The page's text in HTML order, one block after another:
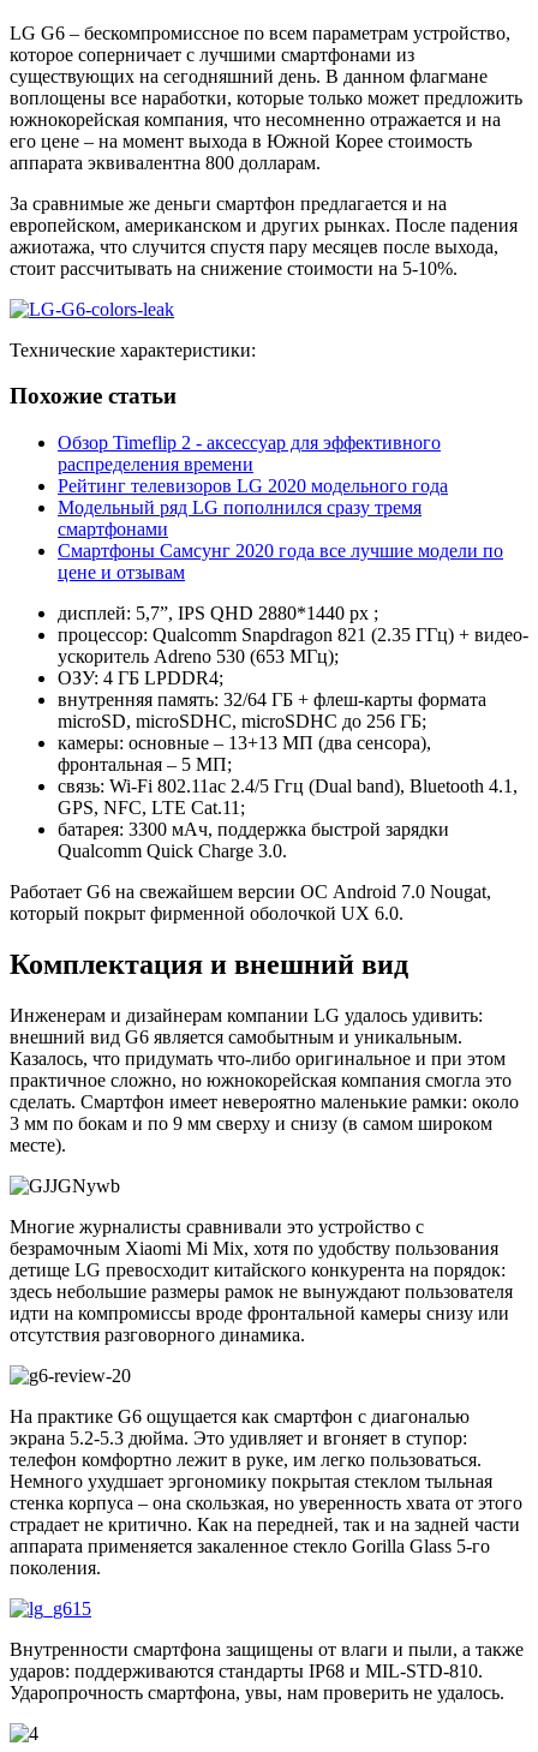
LG G6 – бескомпромиссное по всем параметрам устройство,
которое соперничает с лучшими смартфонами из
существующих на сегодняшний день. В данном флагмане
воплощены все наработки, которые только может предложить
южнокорейская компания, что несомненно отражается и на
его цене – на момент выхода в Южной Корее стоимость
аппарата эквивалентна 800 долларам.
За сравнимые же деньги смартфон предлагается и на
европейском, американском и других рынках. После падения
ажиотажа, что случится спустя пару месяцев после выхода,
стоит рассчитывать на снижение стоимости на 5-10%.
Технические характеристики:
Похожие статьи
Обзор Timeflip 2 - аксессуар для эффективного
распределения времени
Рейтинг телевизоров LG 2020 модельного года
Модельный ряд LG пополнился сразу тремя
смартфонами
Смартфоны Самсунг 2020 года все лучшие модели по
цене и отзывам
дисплей: 5,7”, IPS QHD 2880*1440 px ;
процессор: Qualcomm Snapdragon 821 (2.35 ГГц) + видео-
ускоритель Adreno 530 (653 МГц);
ОЗУ: 4 ГБ LPDDR4;
внутренняя память: 32/64 ГБ + флеш-карты формата
microSD, microSDHC, microSDHC до 256 ГБ;
камеры: основные – 13+13 МП (два сенсора),
фронтальная – 5 МП;
связь: Wi-Fi 802.11ac 2.4/5 Ггц (Dual band), Bluetooth 4.1,
GPS, NFC, LTE Cat.11;
батарея: 3300 мАч, поддержка быстрой зарядки
Qualcomm Quick Charge 3.0.
Работает G6 на свежайшем версии ОС Android 7.0 Nougat,
который покрыт фирменной оболочкой UX 6.0.
Комплектация и внешний вид
Инженерам и дизайнерам компании LG удалось удивить:
внешний вид G6 является самобытным и уникальным.
Казалось, что придумать что-либо оригинальное и при этом
практичное сложно, но южнокорейская компания смогла это
сделать. Смартфон имеет невероятно маленькие рамки: около
3 мм по бокам и по 9 мм сверху и снизу (в самом широком
месте).
Многие журналисты сравнивали это устройство с
безрамочным Xiaomi Mi Mix, хотя по удобству пользования
детище LG превосходит китайского конкурента на порядок:
здесь небольшие размеры рамок не вынуждают пользователя
идти на компромиссы вроде фронтальной камеры снизу или
отсутствия разговорного динамика.
На практике G6 ощущается как смартфон с диагональю
экрана 5.2-5.3 дюйма. Это удивляет и вгоняет в ступор:
телефон комфортно лежит в руке, им легко пользоваться.
Немного ухудшает эргономику покрытая стеклом тыльная
стенка корпуса – она скользкая, но уверенность хвата от этого
страдает не критично. Как на передней, так и на задней части
аппарата применяется закаленное стекло Gorilla Glass 5-го
поколения.
Внутренности смартфона защищены от влаги и пыли, а также
ударов: поддерживаются стандарты IP68 и MIL-STD-810.
Ударопрочность смартфона, увы, нам проверить не удалось.